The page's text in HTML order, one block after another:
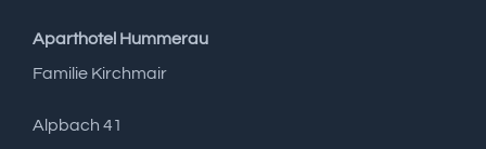
Aparthotel Hummerau
Familie Kirchmair
Alpbach 41